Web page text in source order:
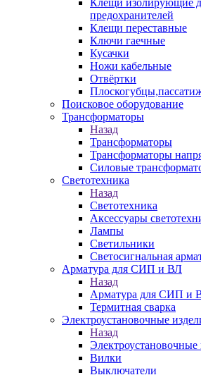
Клещи изолирующие
предохранителей
Клещи переставные
Ключи гаечные
Кусачки
Ножи кабельные
Отвёртки
Поисковое оборудование
Трансформаторы
Назад
Трансформаторы
Трансформаторы
Силовые
Светотехника
Назад
Светотехника
Аксессуары
Лампы
Светильники
Светосигнальная
Арматура для СИП и ВЛ
Назад
Арматура для СИП и
Термитная сварка
Электроустановочные
Назад
Электроустановочные
Вилки
Выключатели